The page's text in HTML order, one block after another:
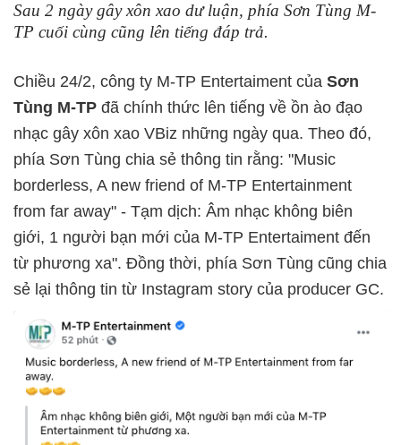
Sau 2 ngày gây xôn xao dư luận, phía Sơn Tùng M-
TP cuối cùng cũng lên tiếng đáp trả.
Chiều 24/2, công ty M-TP Entertaiment của Sơn
Tùng M-TP đã chính thức lên tiếng về ồn ào đạo
nhạc gây xôn xao VBiz những ngày qua. Theo đó,
phía Sơn Tùng chia sẻ thông tin rằng: "Music
borderless, A new friend of M-TP Entertainment
from far away" - Tạm dịch: Âm nhạc không biên
giới, 1 người bạn mới của M-TP Entertaiment đến
từ phương xa". Đồng thời, phía Sơn Tùng cũng chia
sẻ lại thông tin từ Instagram story của producer GC.